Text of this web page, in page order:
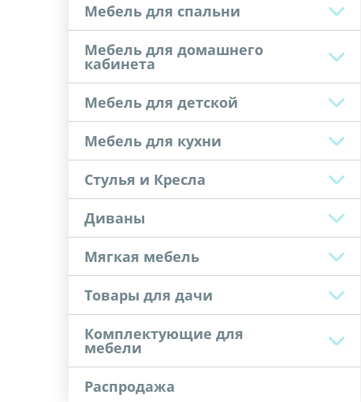
Мебель для спальни
Мебель для домашнего
кабинета
Мебель для детской
Мебель для кухни
Стулья и Кресла
Диваны
Мягкая мебель
Товары для дачи
Комплектующие для
мебели
Распродажа